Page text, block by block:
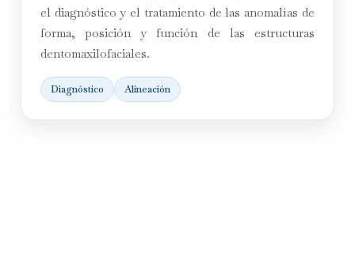
el diagnóstico y el tratamiento de las anomalías de
forma, posición y función de las estructuras
dentomaxilofaciales.
Diagnóstico Alineación